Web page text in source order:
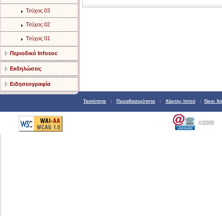
Τεύχος 03
Τεύχος 02
Τεύχος 01
Περιοδικό Infosoc
Εκδηλώσεις
Ειδησεογραφία
Ταυτότητα : Προσβασιμότητα : Χάρτης Ιστού : Όροι
©2005